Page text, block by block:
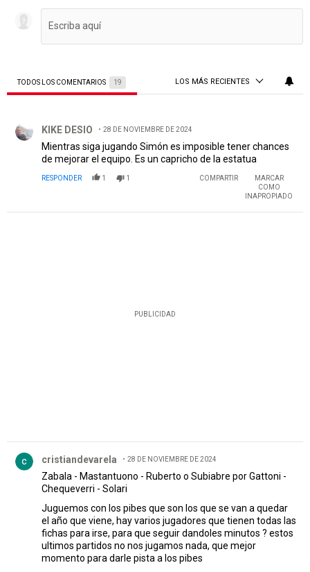
TODOS LOS COMENTARIOS 19 LOS MÁS RECIENTES
KIKE DESIO 28 DE NOVIEMBRE DE 2024
Mientras siga jugando Simón es imposible tener chances
de mejorar el equipo. Es un capricho de la estatua
RESPONDER 1 1 COMPARTIR
MARCAR
COMO
INAPROPIADO
PUBLICIDAD
cristiandevarela 28 DE NOVIEMBRE DE 2024
Zabala - Mastantuono - Ruberto o Subiabre por Gattoni -
Chequeverri - Solari
Juguemos con los pibes que son los que se van a quedar
el año que viene, hay varios jugadores que tienen todas las
fichas para irse, para que seguir dandoles minutos ? estos
ultimos partidos no nos jugamos nada, que mejor
momento para darle pista a los pibes